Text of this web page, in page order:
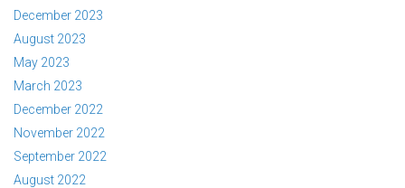
December 2023
August 2023
May 2023
March 2023
December 2022
November 2022
September 2022
August 2022